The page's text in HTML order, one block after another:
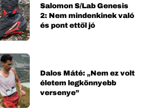
Salomon S/Lab Genesis
2: Nem mindenkinek való
és pont ettől jó
Dalos Máté: „Nem ez volt
életem legkönnyebb
versenye”